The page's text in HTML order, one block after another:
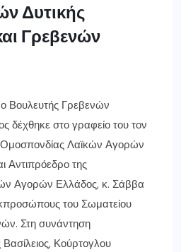
Δυτικής
Γρεβενών
Βουλευτής Γρεβενών
δέχθηκε στο γραφείο του τον
Ομοσπονδίας Λαϊκών Αγορών
Αντιπρόεδρο της
Αγορών Ελλάδος, κ. Σάββα
του Σωματείου
Στη συνάντηση
Βασίλειος, Κούρτογλου